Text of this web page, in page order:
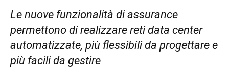
Le nuove funzionalità di assurance
permettono di realizzare reti data center
automatizzate, più flessibili da progettare e
più facili da gestire